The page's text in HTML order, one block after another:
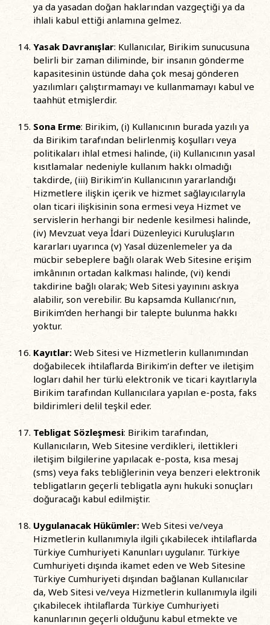
ya da yasadan doğan haklarından vazgeçtiği ya da
ihlali kabul ettiği anlamına gelmez.
Yasak Davranışlar: Kullanıcılar, Birikim sunucusuna
belirli bir zaman diliminde, bir insanın gönderme
kapasitesinin üstünde daha çok mesaj gönderen
yazılımları çalıştırmamayı ve kullanmamayı kabul ve
taahhüt etmişlerdir.
Sona Erme: Birikim, (i) Kullanıcının burada yazılı ya
da Birikim tarafından belirlenmiş koşulları veya
politikaları ihlal etmesi halinde, (ii) Kullanıcının yasal
kısıtlamalar nedeniyle kullanım hakkı olmadığı
takdirde, (iii) Birikim’in Kullanıcının yararlandığı
Hizmetlere ilişkin içerik ve hizmet sağlayıcılarıyla
olan ticari ilişkisinin sona ermesi veya Hizmet ve
servislerin herhangi bir nedenle kesilmesi halinde,
(iv) Mevzuat veya İdari Düzenleyici Kuruluşların
kararları uyarınca (v) Yasal düzenlemeler ya da
mücbir sebeplere bağlı olarak Web Sitesine erişim
imkânının ortadan kalkması halinde, (vi) kendi
takdirine bağlı olarak; Web Sitesi yayınını askıya
alabilir, son verebilir. Bu kapsamda Kullanıcı’nın,
Birikim’den herhangi bir talepte bulunma hakkı
yoktur.
Kayıtlar: Web Sitesi ve Hizmetlerin kullanımından
doğabilecek ihtilaflarda Birikim’in defter ve iletişim
logları dahil her türlü elektronik ve ticari kayıtlarıyla
Birikim tarafından Kullanıcılara yapılan e-posta, faks
bildirimleri delil teşkil eder.
Tebligat Sözleşmesi: Birikim tarafından,
Kullanıcıların, Web Sitesine verdikleri, ilettikleri
iletişim bilgilerine yapılacak e-posta, kısa mesaj
(sms) veya faks tebliğlerinin veya benzeri elektronik
tebligatların geçerli tebligatla aynı hukuki sonuçları
doğuracağı kabul edilmiştir.
Uygulanacak Hükümler: Web Sitesi ve/veya
Hizmetlerin kullanımıyla ilgili çıkabilecek ihtilaflarda
Türkiye Cumhuriyeti Kanunları uygulanır. Türkiye
Cumhuriyeti dışında ikamet eden ve Web Sitesine
Türkiye Cumhuriyeti dışından bağlanan Kullanıcılar
da, Web Sitesi ve/veya Hizmetlerin kullanımıyla ilgili
çıkabilecek ihtilaflarda Türkiye Cumhuriyeti
kanunlarının geçerli olduğunu kabul etmekte ve